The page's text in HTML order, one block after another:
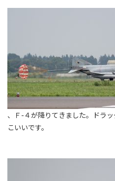
、Ｆ-４が降りてきました。ドラ
こいいです。